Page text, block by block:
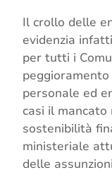
Il crollo delle
evidenzia
per tutti i
personale ed
casi il
sostenibilità
ministeriale
delle